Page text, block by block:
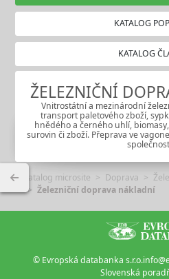
KATALOG
KATALOG
ŽELEZNIČNÍ
Vnitrostátní a mezinárodní
transport paletového zboží,
hnědého a černého uhlí,
surovin či zboží. Přeprava ve
Katalog microsite Doprava
Železniční doprava nákladní
© Evropská databanka s.r.o.
Slovenská